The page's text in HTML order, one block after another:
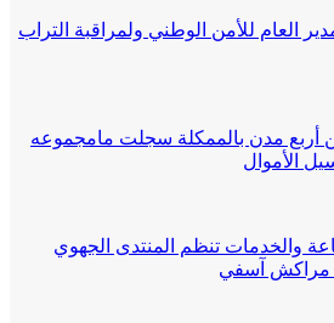
العام للأمن الوطني ولمراقبة التراب
أربع مدن بالممكلة سجلت مامجموعه
والخدمات تنظم المنتدى الجهوي
مراكش آسفي